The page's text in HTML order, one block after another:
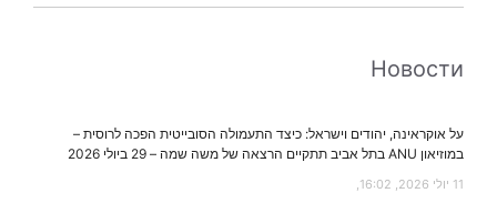
Новости
על אוקראינה, יהודים וישראל: כיצד התעמולה הסובייטית הפכה לרוסית –
במוזיאון ANU בתל אביב תתקיים הרצאה של משה שמה – 29 ביולי 2026
11 יולי 2026, 16:02,